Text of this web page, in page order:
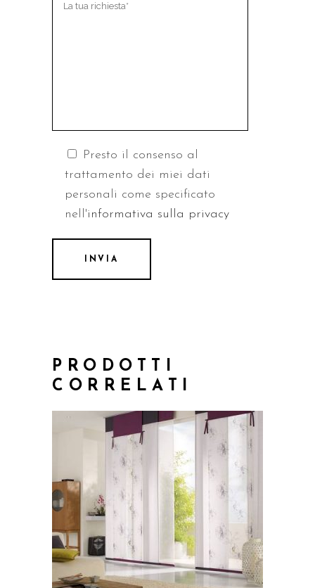
Presto il consenso al
trattamento dei miei dati
personali come specificato
nell'informativa sulla privacy
PRODOTTI
CORRELATI